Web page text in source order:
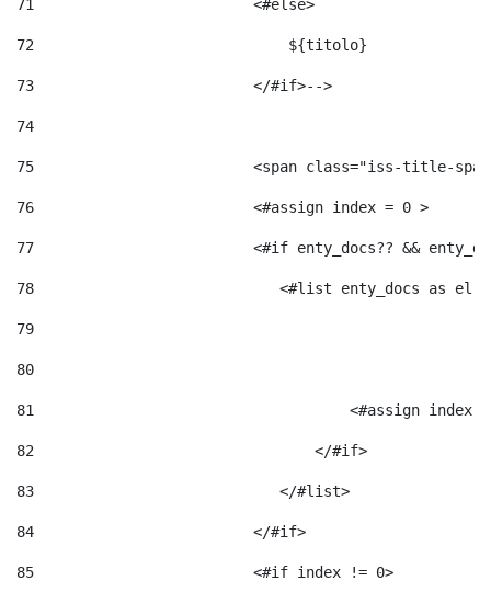
71
                         <#else>
72
                             ${titolo}
73
                         </#if>-->
74
75
<span class="iss-title-
76
                         <#assign index = 0 >
77
<#if enty_docs?? &&
78
<#list enty_docs as el
79
80
81
<#assign index
82
                                </#if>
83
                            </#list>
84
                         </#if>
85
                         <#if index != 0>